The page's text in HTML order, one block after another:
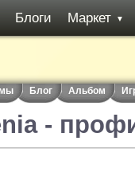
Блоги Маркет ▼
Блог Альбом
-